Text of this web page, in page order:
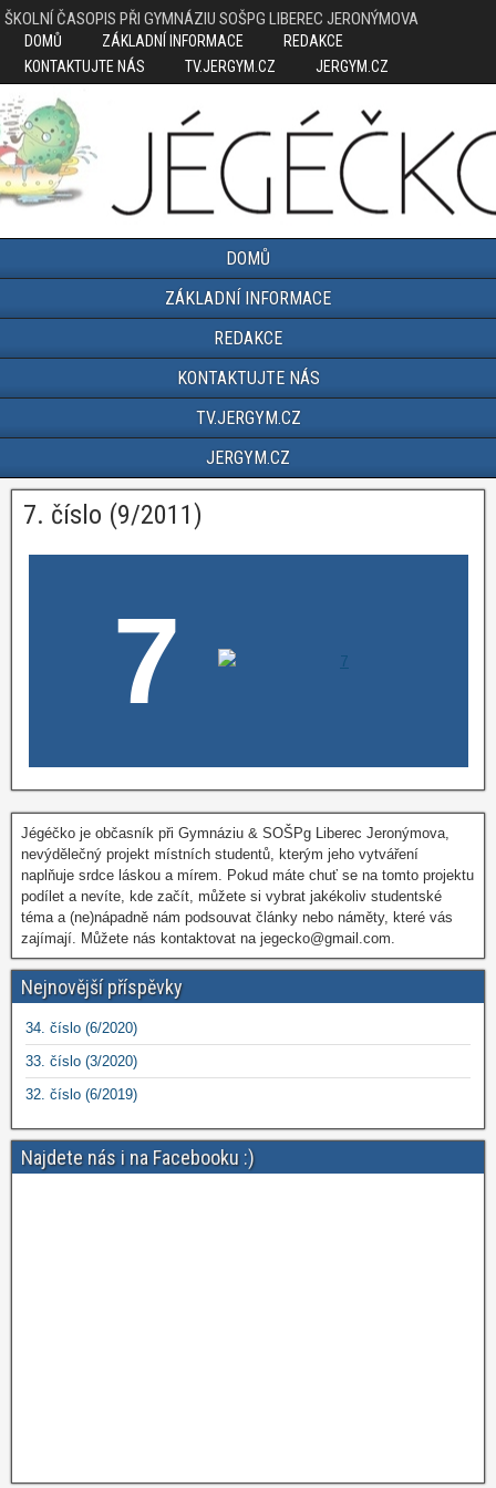
ŠKOLNÍ ČASOPIS PŘI GYMNÁZIU SOŠPG LIBEREC JERONÝMOVA
DOMŮ ZÁKLADNÍ INFORMACE
REDAKCE
KONTAKTUJTE NÁS
TV.JERGYM.CZ JERGYM.CZ
DOMŮ
ZÁKLADNÍ INFORMACE
REDAKCE
KONTAKTUJTE NÁS
TV.JERGYM.CZ
JERGYM.CZ
7. číslo (9/2011)
7
Jégéčko je občasník při Gymnáziu & SOŠPg Liberec Jeronýmova,
nevýdělečný projekt místních studentů, kterým jeho vytváření
naplňuje srdce láskou a mírem. Pokud máte chuť se na tomto projektu
podílet a nevíte, kde začít, můžete si vybrat jakékoliv studentské
téma a (ne)nápadně nám podsouvat články nebo náměty, které vás
zajímají. Můžete nás kontaktovat na jegecko@gmail.com.
Nejnovější příspěvky
34. číslo (6/2020)
33. číslo (3/2020)
32. číslo (6/2019)
Najdete nás i na Facebooku :)